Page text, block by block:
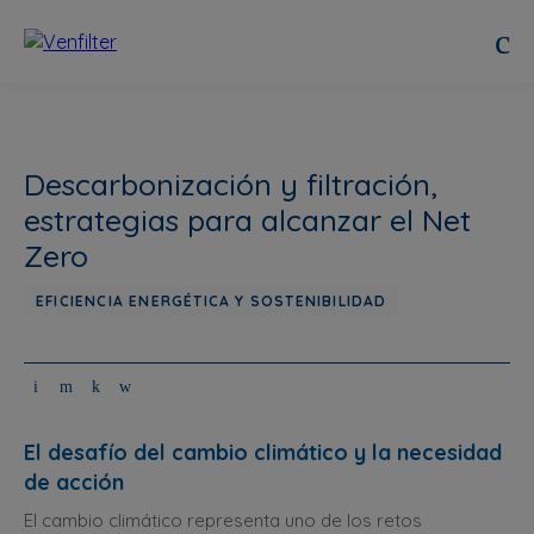
Descarbonización y filtración,
estrategias para alcanzar el Net
Zero
EFICIENCIA ENERGÉTICA Y SOSTENIBILIDAD
El desafío del cambio climático y la necesidad
de acción
El cambio climático representa uno de los retos